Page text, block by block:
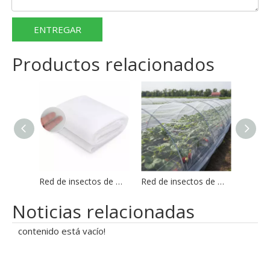
ENTREGAR
Productos relacionados
Red de insectos de malla HDPE 50 para agricultura Red de insectos de malla HDPE 40 para hortalizas de invernadero
Noticias relacionadas
contenido está vacío!